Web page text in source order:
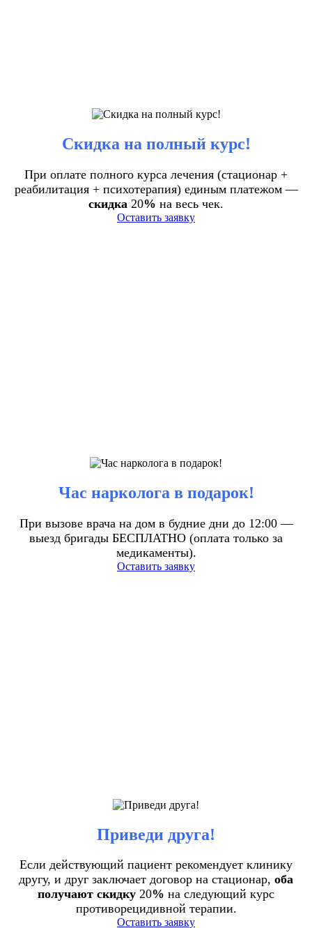
Скидка на полный курс!
При оплате полного курса лечения (стационар +
реабилитация + психотерапия) единым платежом —
скидка 20% на весь чек.
Оставить заявку
Час нарколога в подарок!
При вызове врача на дом в будние дни до 12:00 —
выезд бригады БЕСПЛАТНО (оплата только за
медикаменты).
Оставить заявку
Приведи друга!
Если действующий пациент рекомендует клинику
другу, и друг заключает договор на стационар, оба
получают скидку 20% на следующий курс
противорецидивной терапии.
Оставить заявку